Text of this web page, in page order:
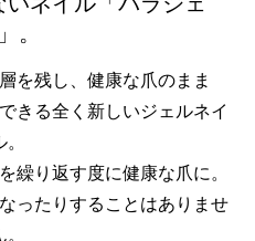
。
を残し、健康な爪のまま
きる全く新しいジェルネイ
。
繰り返す度に健康な爪に。
ったりすることはありませ
。